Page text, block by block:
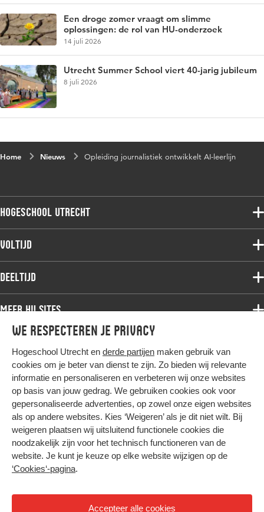
We respecteren je privacy
Hogeschool Utrecht en derde partijen maken gebruik van
cookies om je beter van dienst te zijn. Zo bieden wij relevante
informatie en personaliseren en verbeteren wij onze websites
op basis van jouw gedrag. We gebruiken cookies ook voor
gepersonaliseerde advertenties, op zowel onze eigen websites
als op andere websites. Kies ‘Weigeren’ als je dit niet wilt. Bij
weigeren plaatsen wij uitsluitend functionele cookies die
noodzakelijk zijn voor het technisch functioneren van de
website. Je kunt je keuze op elke website wijzigen op de
‘Cookies‘-pagina.
Accepteer alle cookies
Een droge zomer vraagt om slimme
oplossingen: de rol van HU-onderzoek
14 juli 2026
Utrecht Summer School viert 40-jarig jubileum
8 juli 2026
Home Nieuws Opleiding journalistiek ontwikkelt AI-leerlijn
Hogeschool Utrecht
Voltijdopleidingen
Deeltijdopleidingen
Onderzoek
Werken bij de HU
Contact
Voltijd
Associate degree
Bachelor
Master
Studiekeuze voltijd
Deeltijd
Associate degree
Bachelor
Master
Post-master
Studiekeuze deeltijd
Meer HU sites
HU International
HU Bibliotheek
HU Ontwikkelt
Duurzame HU
Intranet
Trajectum
Hier komt alles samen
Colofon
Privacy
Cookies
Nieuwsbrief